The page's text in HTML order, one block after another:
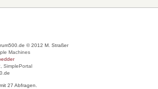
© 2012 M. Straßer
Machines
SimplePortal
27 Abfragen.